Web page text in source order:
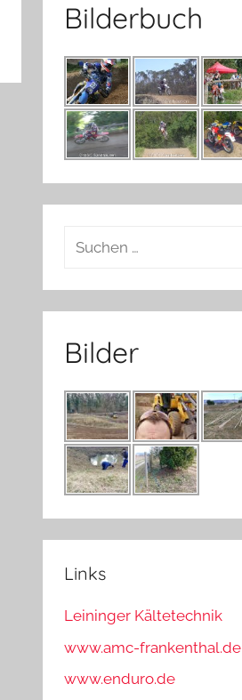
Bilderbuch
Suchen
Bilder
Links
Leininger Kältetechnik
www.amc-frankenthal.de
www.enduro.de